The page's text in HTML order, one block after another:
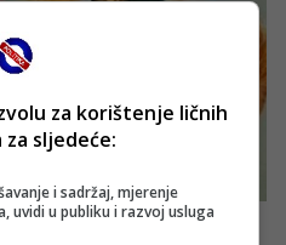
za korištenje ličnih
sljedeće:
i sadržaj, mjerenje
uvidi u publiku i razvoj usluga